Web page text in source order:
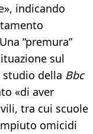
indicando
“premura”
sul
della Bbc
«di aver
tra cui scuole
omicidi